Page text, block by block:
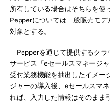
所有している場合はそちらを使
Pepperについては一般販売モ
対象とする。
Pepperを通じて提供するクラ
サービス「eセールスマネージ
受付業務機能を抽出したイメー
ジャーの導入後、eセールスマ
れば、入力した情報はそのまま